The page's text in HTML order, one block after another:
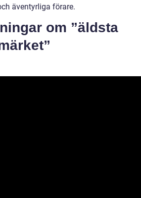
äventyrliga förare.
om ”äldsta